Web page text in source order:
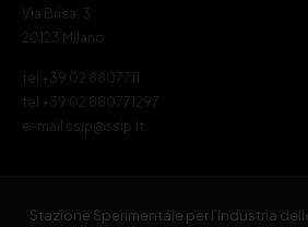
Via Brisa, 3
20123 Milano
tel +39 02 8807711
tel +39 02 880771297
e-mail ssip@ssip.it
Stazione Sperimentale per l’Industria